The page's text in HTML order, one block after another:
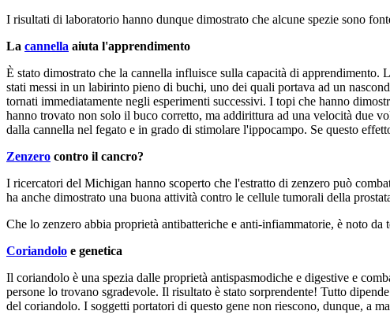
I risultati di laboratorio hanno dunque dimostrato che alcune spezie sono
La cannella aiuta l'apprendimento
È stato dimostrato che la cannella influisce sulla capacità di
stati messi in un labirinto pieno di buchi, uno dei quali portava ad un
tornati immediatamente negli esperimenti successivi. I topi che hanno
hanno trovato non solo il buco corretto, ma addirittura ad una velocità due
dalla cannella nel fegato e in grado di stimolare l'ippocampo. Se questo
Zenzero contro il cancro?
I ricercatori del Michigan hanno scoperto che l'estratto di zenzero può
ha anche dimostrato una buona attività contro le cellule tumorali della
Che lo zenzero abbia proprietà antibatteriche e anti-infiammatorie, è noto da
Coriandolo e genetica
Il coriandolo è una spezia dalle proprietà antispasmodiche e digestive e
persone lo trovano sgradevole. Il risultato è stato sorprendente! Tutto
del coriandolo. I soggetti portatori di questo gene non riescono, dunque, a